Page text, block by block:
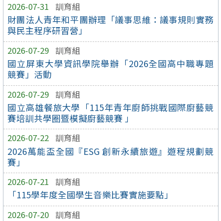
2026-07-31 訓育組
財團法人青年和平團辦理「議事思維：議事規則實務
與民主程序研習營」
2026-07-29 訓育組
國立屏東大學資訊學院舉辦「2026全國高中職專題
競賽」活動
2026-07-29 訓育組
國立高雄餐旅大學「115年青年廚師挑戰國際廚藝競
賽培訓共學圈暨模擬廚藝競賽 」
2026-07-22 訓育組
2026萬能盃全國『ESG 創新永續旅遊』遊程規劃競
賽」
2026-07-21 訓育組
「115學年度全國學生音樂比賽實施要點」
2026-07-20 訓育組